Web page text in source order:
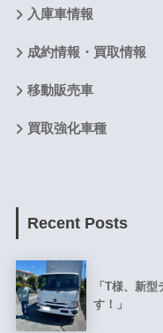
入庫車情報
成約情報・買取情報
移動販売車
買取強化車種
Recent Posts
「T様、新
す！」